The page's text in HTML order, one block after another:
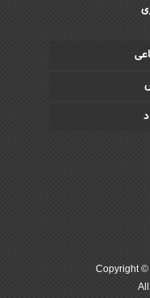
Copyright ©